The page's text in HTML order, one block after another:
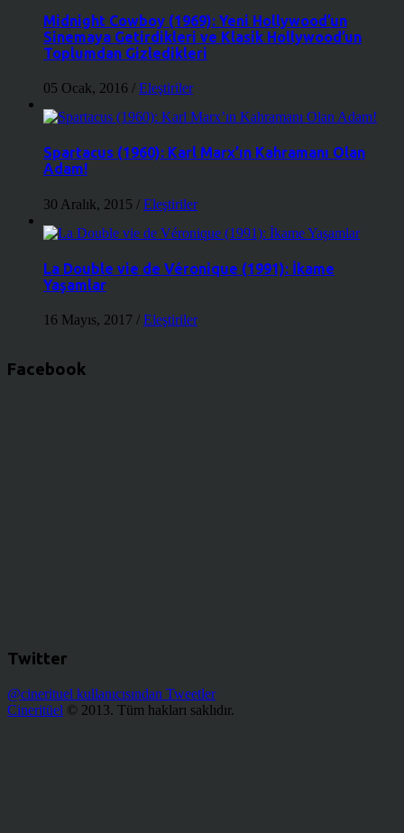
Midnight Cowboy (1969): Yeni Hollywood’un
Sinemaya Getirdikleri ve Klasik Hollywood’un
Toplumdan Gizledikleri
05 Ocak, 2016 / Eleştiriler
Spartacus (1960): Karl Marx’ın Kahramanı Olan
Adam!
30 Aralık, 2015 / Eleştiriler
La Double vie de Véronique (1991): İkame
Yaşamlar
16 Mayıs, 2017 / Eleştiriler
Facebook
Twitter
@cinerituel kullanıcısından Tweetler
Cineritüel © 2013. Tüm hakları saklıdır.